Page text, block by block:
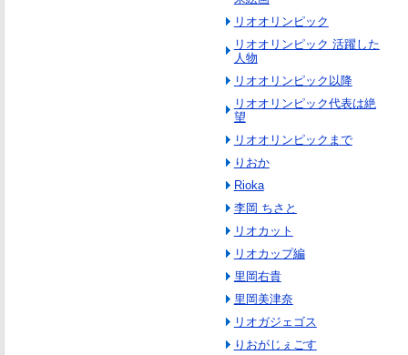
リオオリンピック
リオオリンピック 活躍した
人物
リオオリンピック以降
リオオリンピック代表は絶
望
リオオリンピックまで
りおか
Rioka
李岡 ちさと
リオカット
リオカップ編
里岡右貴
里岡美津奈
リオガジェゴス
りおがじぇごす